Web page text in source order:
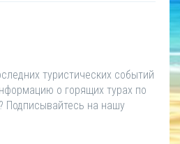
туристических событий
о горящих турах по
Подписывайтесь на нашу